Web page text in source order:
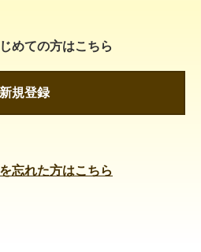
めての方はこちら
新規登録
忘れた方はこちら